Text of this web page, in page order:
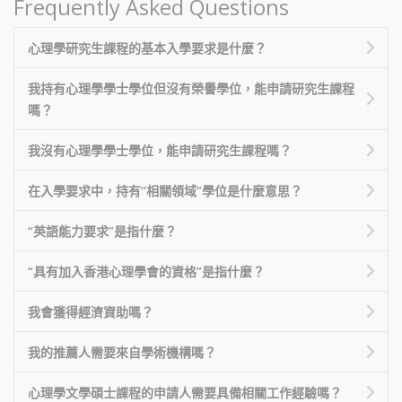
Frequently Asked Questions
心理學研究生課程的基本入學要求是什麼？
我持有心理學學士學位但沒有榮譽學位，能申請研究生課程
嗎？
我沒有心理學學士學位，能申請研究生課程嗎？
在入學要求中，持有“相關領域”學位是什麼意思？
“英語能力要求”是指什麼？
“具有加入香港心理學會的資格”是指什麼？
我會獲得經濟資助嗎？
我的推薦人需要來自學術機構嗎？
心理學文學碩士課程的申請人需要具備相關工作經驗嗎？